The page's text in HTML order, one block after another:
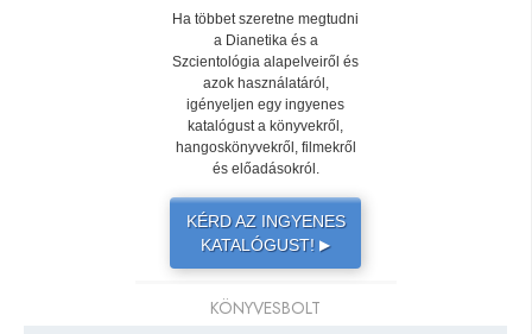
Ha többet szeretne megtudni
a Dianetika és a
Szcientológia alapelveiről és
azok használatáról,
igényeljen egy ingyenes
katalógust a könyvekről,
hangoskönyvekről, filmekről
és előadásokról.
KÉRD AZ INGYENES
KATALÓGUST! ▶
KÖNYVESBOLT